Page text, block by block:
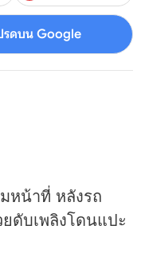
รดบน Google
หน้าที่ หลังรถ
ดับเพลิงโดนแปะ